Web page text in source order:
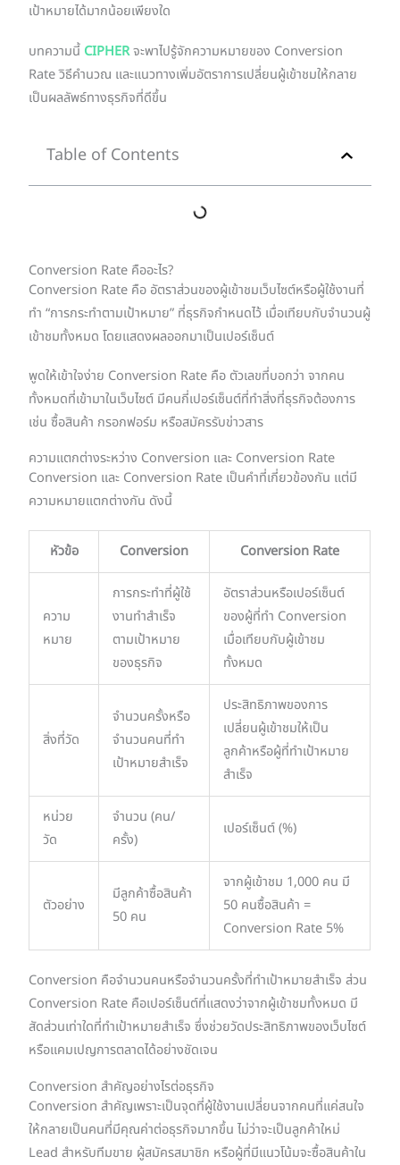
เป้าหมายได้มากน้อยเพียงใด
บทความนี้ CIPHERจะพาไปรู้จักความหมายของ Conversion
Rate วิธีคำนวณ และแนวทางเพิ่มอัตราการเปลี่ยนผู้เข้าชมให้กลาย
เป็นผลลัพธ์ทางธุรกิจที่ดีขึ้น
Table of Contents
Conversion Rate คืออะไร?
Conversion Rate คือ อัตราส่วนของผู้เข้าชมเว็บไซต์หรือผู้ใช้งานที่
ทำ “การกระทำตามเป้าหมาย” ที่ธุรกิจกำหนดไว้ เมื่อเทียบกับจำนวนผู้
เข้าชมทั้งหมด โดยแสดงผลออกมาเป็นเปอร์เซ็นต์
พูดให้เข้าใจง่าย Conversion Rate คือ ตัวเลขที่บอกว่า จากคน
ทั้งหมดที่เข้ามาในเว็บไซต์ มีคนกี่เปอร์เซ็นต์ที่ทำสิ่งที่ธุรกิจต้องการ
เช่น ซื้อสินค้า กรอกฟอร์ม หรือสมัครรับข่าวสาร
ความแตกต่างระหว่าง Conversion และ Conversion Rate
Conversion และ Conversion Rate เป็นคำที่เกี่ยวข้องกัน แต่มี
ความหมายแตกต่างกัน ดังนี้
หัวข้อ Conversion Conversion Rate
ความ
หมาย
การกระทำที่ผู้ใช้
งานทำสำเร็จ
ตามเป้าหมาย
ของธุรกิจ
อัตราส่วนหรือเปอร์เซ็นต์
ของผู้ที่ทำ Conversion
เมื่อเทียบกับผู้เข้าชม
ทั้งหมด
สิ่งที่วัด
จำนวนครั้งหรือ
จำนวนคนที่ทำ
เป้าหมายสำเร็จ
ประสิทธิภาพของการ
เปลี่ยนผู้เข้าชมให้เป็น
ลูกค้าหรือผู้ที่ทำเป้าหมาย
สำเร็จ
หน่วย
วัด
จำนวน (คน/
ครั้ง)
เปอร์เซ็นต์ (%)
ตัวอย่าง
มีลูกค้าซื้อสินค้า
50 คน
จากผู้เข้าชม 1,000 คน มี
50 คนซื้อสินค้า =
Conversion Rate 5%
Conversion คือจำนวนคนหรือจำนวนครั้งที่ทำเป้าหมายสำเร็จ ส่วน
Conversion Rate คือเปอร์เซ็นต์ที่แสดงว่าจากผู้เข้าชมทั้งหมด มี
สัดส่วนเท่าใดที่ทำเป้าหมายสำเร็จ ซึ่งช่วยวัดประสิทธิภาพของเว็บไซต์
หรือแคมเปญการตลาดได้อย่างชัดเจน
Conversion สำคัญอย่างไรต่อธุรกิจ
Conversion สำคัญเพราะเป็นจุดที่ผู้ใช้งานเปลี่ยนจากคนที่แค่สนใจ
ให้กลายเป็นคนที่มีคุณค่าต่อธุรกิจมากขึ้น ไม่ว่าจะเป็นลูกค้าใหม่
Lead สำหรับทีมขาย ผู้สมัครสมาชิก หรือผู้ที่มีแนวโน้มจะซื้อสินค้าใน